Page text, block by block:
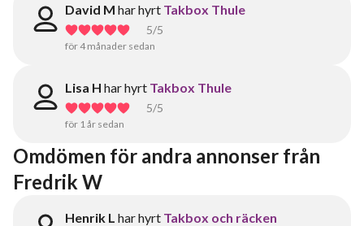
David M har hyrt Takbox Thule
5/5
för 4 månader sedan
Lisa H har hyrt Takbox Thule
5/5
för 1 år sedan
Omdömen för andra annonser från
Fredrik W
Henrik L har hyrt Takbox och räcken